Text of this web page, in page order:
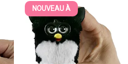
NOUVEAU À